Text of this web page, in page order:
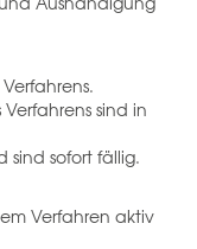
sind in
sind sofort fällig.
Verfahren aktiv